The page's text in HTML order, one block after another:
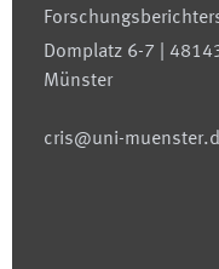
Domplatz 6-7 |
Münster
cris@uni-